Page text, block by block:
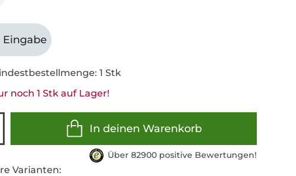
Eingabe
1 Stk
noch 1 Stk auf Lager!
In deinen Warenkorb
Über 82900 positive Bewertungen!
Varianten: